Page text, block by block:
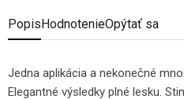
Popis HodnotenieOpýtať sa
Jedna aplikácia a nekonečné
Elegantné výsledky plné lesku.